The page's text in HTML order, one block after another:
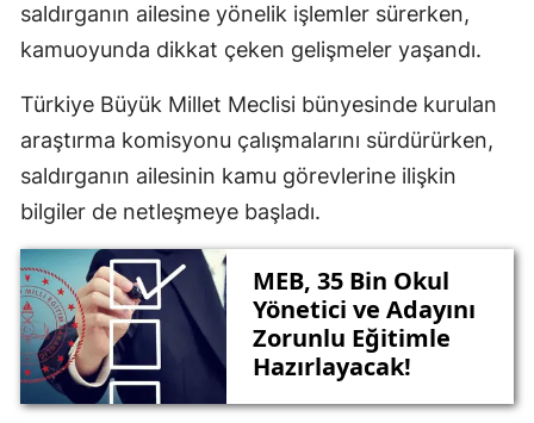
saldırganın ailesine yönelik işlemler sürerken,
kamuoyunda dikkat çeken gelişmeler yaşandı.
Türkiye Büyük Millet Meclisi bünyesinde kurulan
araştırma komisyonu çalışmalarını sürdürürken,
saldırganın ailesinin kamu görevlerine ilişkin
bilgiler de netleşmeye başladı.
MEB, 35 Bin Okul
Yönetici ve Adayını
Zorunlu Eğitimle
Hazırlayacak!